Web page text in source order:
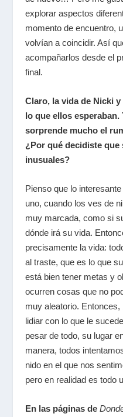
explorar aspectos
momento de encuentro,
volvían a coincidir. Así
acompañarlos desde el
final.
Claro, la vida de Nicki
lo que ellos
sorprende mucho el
¿Por qué decidiste
inusuales?
Pienso que lo
uno, cuando los ves de
muy marcada, como si
dónde irá su vida.
precisamente la vida:
al traste, que es lo que
está bien tener metas y
ocurren cosas que no
muy aleatorio.
lidiar con lo que le
pesar de todo, su lugar
manera, todos
nido en el que nos
pero en realidad es todo
En las páginas de